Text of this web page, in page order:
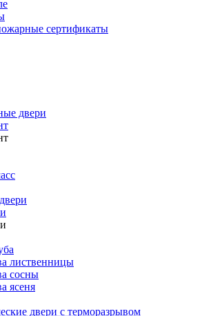
сертификаты
двери
лиственницы
сосны
ясеня
двери с терморазрывом